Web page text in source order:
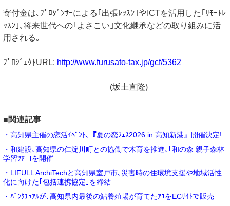
寄付金は､ﾌﾟﾛﾀﾞﾝｻｰによる｢出張ﾚｯｽﾝ｣やICTを活用した｢ﾘﾓｰﾄﾚ
ｯｽﾝ｣､将来世代への｢よさこい｣文化継承などの取り組みに活
用される｡
ﾌﾟﾛｼﾞｪｸﾄURL: http://www.furusato-tax.jp/gcf/5362
(坂土直隆)
■関連記事
・高知県主催の恋活ｲﾍﾞﾝﾄ､『夏の恋ﾌｪｽ2026 in 高知新港』開催決定!
・和建設､高知県の仁淀川町との協働で木育を推進､｢和の森 親子森林
学習ﾂｱｰ｣を開催
・LIFULL ArchiTechと高知県室戸市､災害時の住環境支援や地域活性
化に向けた｢包括連携協定｣を締結
・ﾊﾟﾝｸﾁｭｱﾙが､高知県内最後の鮎養殖場が育てたｱﾕをECｻｲﾄで販売